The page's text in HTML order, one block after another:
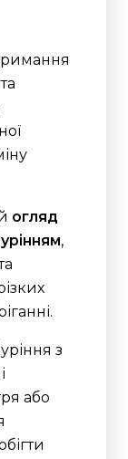
огляд
,
з
або